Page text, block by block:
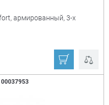
армированный, 3-х
00037953